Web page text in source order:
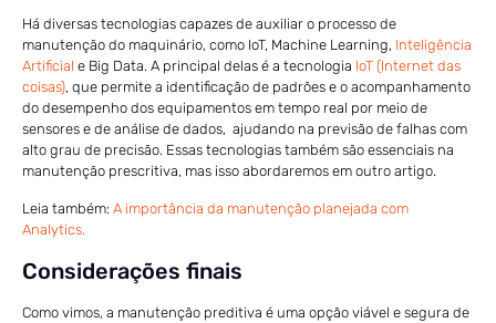
Há diversas tecnologias capazes de auxiliar o processo de
manutenção do maquinário, como IoT, Machine Learning, Inteligência
Artificial e Big Data. A principal delas é a tecnologia IoT (Internet das
coisas), que permite a identificação de padrões e o acompanhamento
do desempenho dos equipamentos em tempo real por meio de
sensores e de análise de dados, ajudando na previsão de falhas com
alto grau de precisão. Essas tecnologias também são essenciais na
manutenção prescritiva, mas isso abordaremos em outro artigo.
Leia também: A importância da manutenção planejada com
Analytics.
Considerações finais
Como vimos, a manutenção preditiva é uma opção viável e segura de